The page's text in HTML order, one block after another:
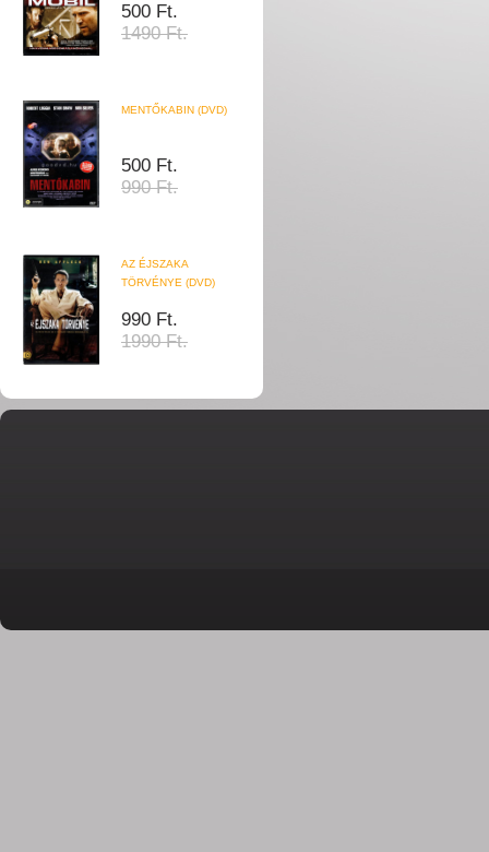
500 Ft.
1490 Ft.
MENTŐKABIN (DVD)
500 Ft.
990 Ft.
AZ ÉJSZAKA
TÖRVÉNYE (DVD)
990 Ft.
1990 Ft.